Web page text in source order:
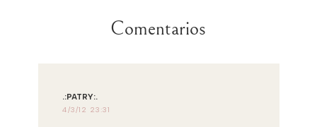
Comentarios
.:PATRY:.
4/3/12 23:31